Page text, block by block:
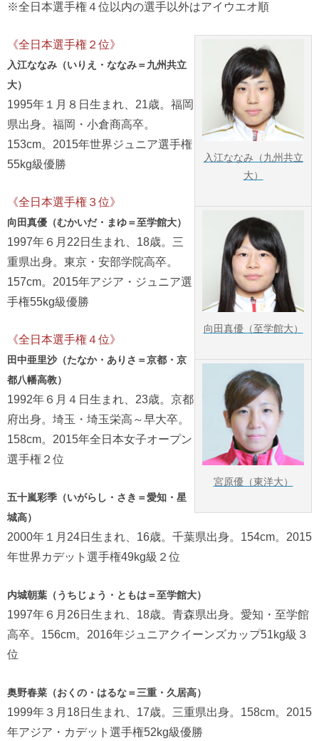
※全日本選手権４位以内の選手以外はアイウエオ順
入江ななみ（九州共立
大）
向田真優（至学館大）
宮原優（東洋大）
《全日本選手権２位》
入江ななみ（いりえ・ななみ＝九州共立
大）
1995年１月８日生まれ、21歳。福岡
県出身。福岡・小倉商高卒。
153cm。2015年世界ジュニア選手権
55kg級優勝
《全日本選手権３位》
向田真優（むかいだ・まゆ＝至学館大）
1997年６月22日生まれ、18歳。三
重県出身。東京・安部学院高卒。
157cm。2015年アジア・ジュニア選
手権55kg級優勝
《全日本選手権４位》
田中亜里沙（たなか・ありさ＝京都・京
都八幡高教）
1992年６月４日生まれ、23歳。京都
府出身。埼玉・埼玉栄高～早大卒。
158cm。2015年全日本女子オープン
選手権２位
五十嵐彩季（いがらし・さき＝愛知・星
城高）
2000年１月24日生まれ、16歳。千葉県出身。154cm。2015
年世界カデット選手権49kg級２位
内城朝葉（うちじょう・ともは＝至学館大）
1997年６月26日生まれ、18歳。青森県出身。愛知・至学館
高卒。156cm。2016年ジュニアクイーンズカップ51kg級３
位
奥野春菜（おくの・はるな＝三重・久居高）
1999年３月18日生まれ、17歳。三重県出身。158cm。2015
年アジア・カデット選手権52kg級優勝